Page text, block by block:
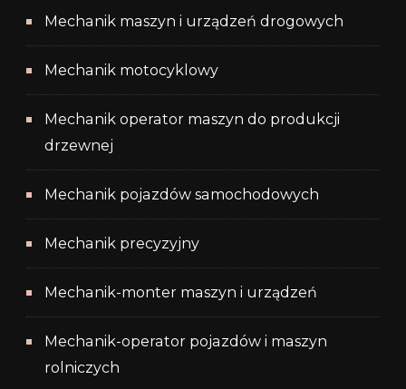
Mechanik maszyn i urządzeń drogowych
Mechanik motocyklowy
Mechanik operator maszyn do produkcji
drzewnej
Mechanik pojazdów samochodowych
Mechanik precyzyjny
Mechanik-monter maszyn i urządzeń
Mechanik-operator pojazdów i maszyn
rolniczych